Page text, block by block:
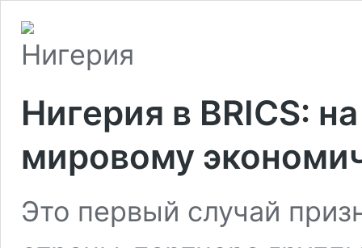
Нигерия в BRICS:
мировому
Это первый случай